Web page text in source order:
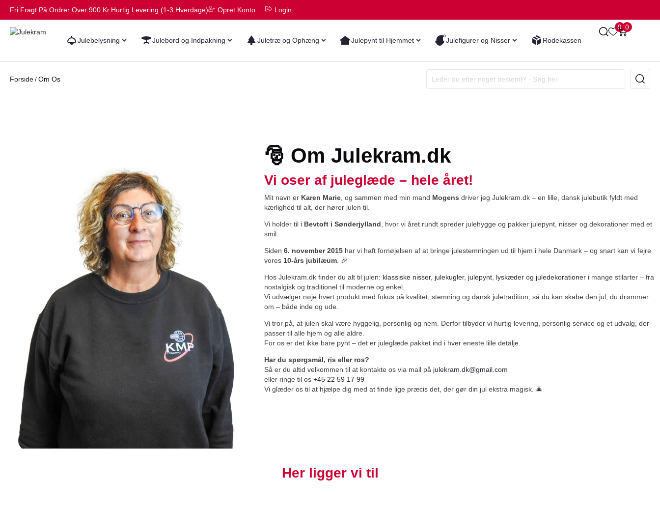
Fri Fragt På Ordrer Over 900 Kr. Hurtig Levering (1-3 Hverdage) Opret Konto Login
Julebelysning Julebord og Indpakning Juletræ og Ophæng Julepynt til Hjemmet Julefigurer og Nisser Rodekassen
0 0
Forside/Om Os
🎅 Om Julekram.dk
Vi oser af juleglæde – hele året!
Mit navn er Karen Marie, og sammen med min mand Mogens driver jeg Julekram.dk – en lille, dansk julebutik fyldt med
kærlighed til alt, der hører julen til.
Vi holder til i Bevtoft i Sønderjylland, hvor vi året rundt spreder julehygge og pakker julepynt, nisser og dekorationer med et
smil.
Siden 6. november 2015har vi haft fornøjelsen af at bringe julestemningen ud til hjem i hele Danmark – og snart kan vi fejre
vores 10-års jubilæum. 🎉
Hos Julekram.dk finder du alt til julen: klassiske nisser, julekugler, julepynt, lyskæderog juledekorationeri mange stilarter – fra
nostalgisk og traditionel til moderne og enkel.
Vi udvælger nøje hvert produkt med fokus på kvalitet, stemning og dansk juletradition, så du kan skabe den jul, du drømmer
om – både inde og ude.
Vi tror på, at julen skal være hyggelig, personlig og nem. Derfor tilbyder vi hurtig levering, personlig service og et udvalg, der
passer til alle hjem og alle aldre.
For os er det ikke bare pynt – det er juleglæde pakket ind i hver eneste lille detalje.
Har du spørgsmål, ris eller ros?
Så er du altid velkommen til at kontakte os via mail på julekram.dk@gmail.com
eller ringe til os +45 22 59 17 99
Vi glæder os til at hjælpe dig med at finde lige præcis det, der gør din jul ekstra magisk. 🎄
Her ligger vi til